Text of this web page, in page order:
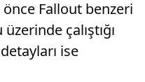
önce Fallout benzeri
çalıştığı
ise